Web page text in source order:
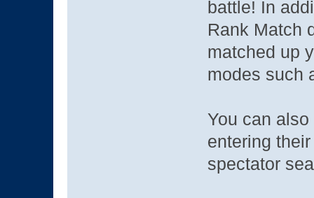
battle! In
Rank Match
matched up
modes such
You can
entering
spectator